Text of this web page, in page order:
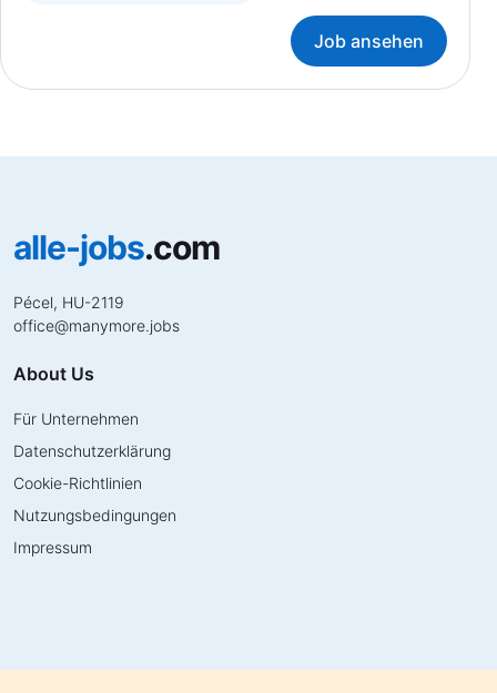
Job ansehen
alle-jobs.com
Pécel, HU-2119
office@manymore.jobs
About Us
Für Unternehmen
Datenschutzerklärung
Cookie-Richtlinien
Nutzungsbedingungen
Impressum